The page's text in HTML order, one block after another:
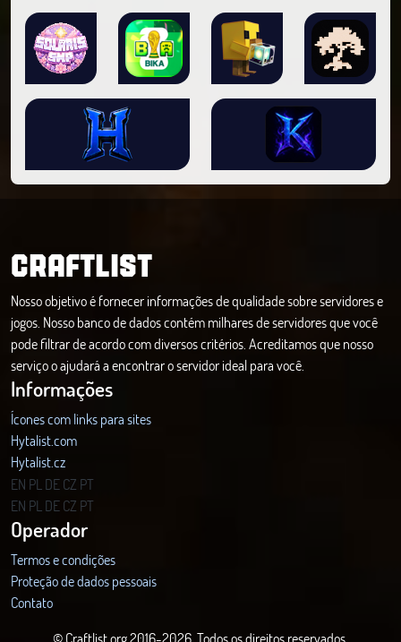
CRAFTLIST
Nosso objetivo é fornecer informações de qualidade sobre servidores e
jogos. Nosso banco de dados contém milhares de servidores que você
pode filtrar de acordo com diversos critérios. Acreditamos que nosso
serviço o ajudará a encontrar o servidor ideal para você.
Informações
Ícones com links para sites
Hytalist.com
Hytalist.cz
Hytamods.org
EN PL DECZ PT
EN PL DECZ PT
Operador
Termos e condições
Proteção de dados pessoais
Contato
© Craftlist.org 2016-2026, Todos os direitos reservados.